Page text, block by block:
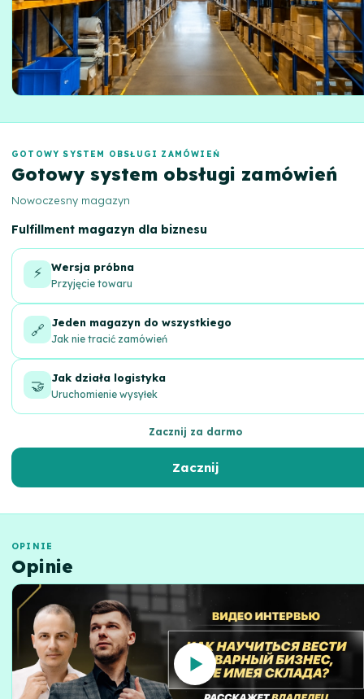
GOTOWY SYSTEM OBSŁUGI ZAMÓWIEŃ
Gotowy system obsługi zamówień
Nowoczesny magazyn
Fulfillment magazyn dla biznesu
⚡ Wersja próbna
Przyjęcie towaru
🔗 Jeden magazyn do wszystkiego
Jak nie tracić zamówień
🤝 Jak działa logistyka
Uruchomienie wysyłek
Zacznij za darmo
Zacznij
OPINIE
Opinie